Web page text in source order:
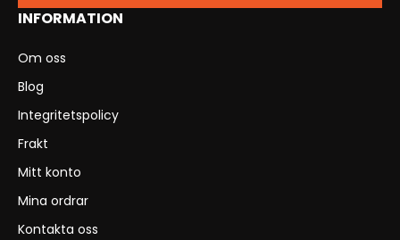
INFORMATION
Om oss
Blog
Integritetspolicy
Frakt
Mitt konto
Mina ordrar
Kontakta oss